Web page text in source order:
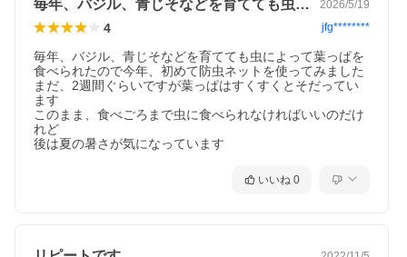
毎年、バジル、青じそなどを育てても虫に… 2026/5/19
4 jfg********
毎年、バジル、青じそなどを育てても虫によって葉っぱを
食べられたので今年、初めて防虫ネットを使ってみました
まだ、2週間ぐらいですが葉っぱはすくすくとそだってい
ます
このまま、食べごろまで虫に食べられなければいいのだけ
れど
後は夏の暑さが気になっています
いいね 0